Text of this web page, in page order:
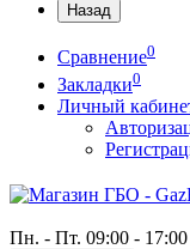
Назад
Сравнение0
Закладки0
Личный
Пн. - Пт. 09:00 - 17:00